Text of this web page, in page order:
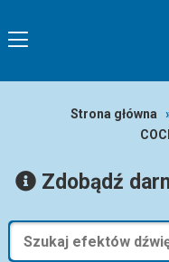
Strona główna
Zdobądź